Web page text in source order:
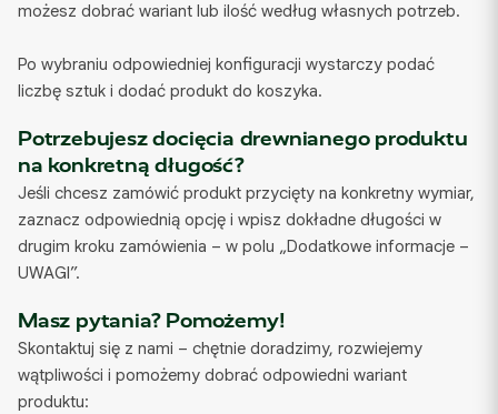
możesz dobrać wariant lub ilość według własnych potrzeb.
Po wybraniu odpowiedniej konfiguracji wystarczy podać
liczbę sztuk i dodać produkt do koszyka.
Potrzebujesz docięcia drewnianego produktu
na konkretną długość?
Jeśli chcesz zamówić produkt przycięty na konkretny wymiar,
zaznacz odpowiednią opcję i wpisz dokładne długości w
drugim kroku zamówienia – w polu „Dodatkowe informacje –
UWAGI”.
Masz pytania? Pomożemy!
Skontaktuj się z nami – chętnie doradzimy, rozwiejemy
wątpliwości i pomożemy dobrać odpowiedni wariant
produktu: